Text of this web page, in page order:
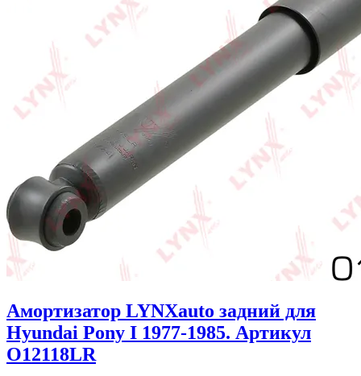
Амортизатор LYNXauto задний для
Hyundai Pony I 1977-1985. Артикул
O12118LR